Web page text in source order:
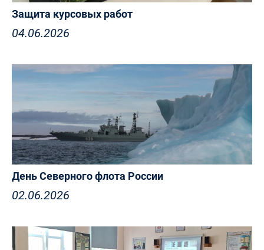
Защита курсовых работ
04.06.2026
День Северного флота России
02.06.2026